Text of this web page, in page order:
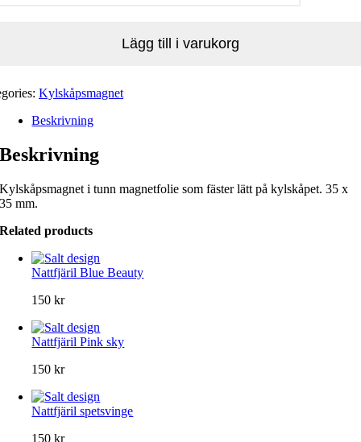
Lägg till i varukorg
Kylskåpsmagnet
Beskrivning
Beskrivning
Kylskåpsmagnet i tunn magnetfolie som fäster lätt på kylskåpet. 35 x
35 mm.
Related products
Nattfjäril Blue Beauty
150kr
Nattfjäril Pink sky
150kr
Nattfjäril spetsvinge
150kr